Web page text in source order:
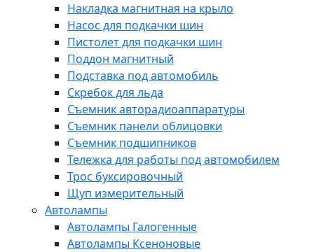
Накладка магнитная на крыло
Насос для подкачки шин
Пистолет для подкачки шин
Поддон магнитный
Подставка под автомобиль
Скребок для льда
Съемник авторадиоаппаратуры
Съемник панели облицовки
Съемник подшипников
Тележка для работы под автомобилем
Трос буксировочный
Щуп измерительный
Автолампы
Автолампы Галогенные
Автолампы Ксеноновые